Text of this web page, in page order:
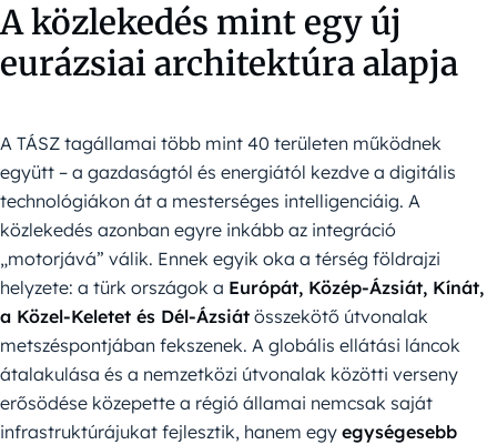
A közlekedés mint egy új
eurázsiai architektúra alapja
A TÁSZ tagállamai több mint 40 területen működnek
együtt – a gazdaságtól és energiától kezdve a digitális
technológiákon át a mesterséges intelligenciáig. A
közlekedés azonban egyre inkább az integráció
„motorjává” válik. Ennek egyik oka a térség földrajzi
helyzete: a türk országok a Európát, Közép-Ázsiát, Kínát,
a Közel-Keletet és Dél-Ázsiát összekötő útvonalak
metszéspontjában fekszenek. A globális ellátási láncok
átalakulása és a nemzetközi útvonalak közötti verseny
erősödése közepette a régió államai nemcsak saját
infrastruktúrájukat fejlesztik, hanem egy egységesebb